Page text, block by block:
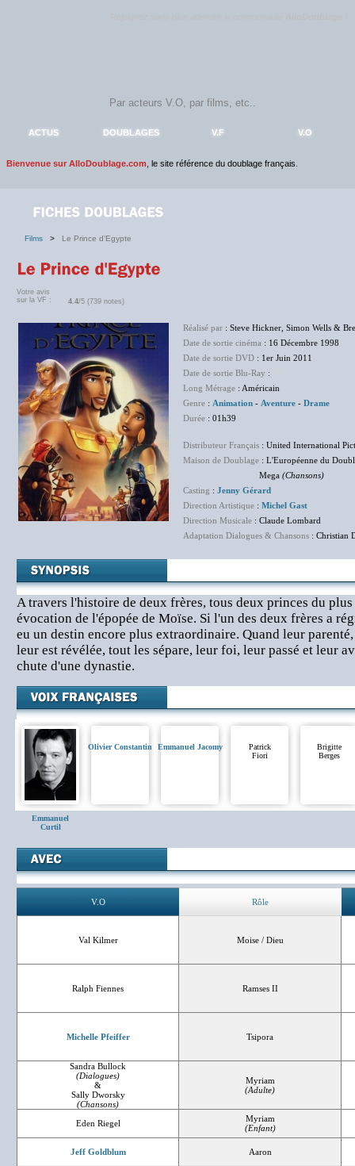
ACTUS DOUBLAGES V.F V.O
Bienvenue sur AlloDoublage.com , le site référence du doublage français.
Films > Le Prince d'Egypte
Votre avis
sur la VF :
4.4/5 (739 notes)
Réalisé par : Steve Hickner, Simon Wells &
Date de sortie cinéma : 16 Décembre 1998
Date de sortie DVD : 1er Juin 2011
Date de sortie Blu-Ray :
Long Métrage : Américain
Genre : Animation - Aventure - Drame
Durée : 01h39
Distributeur Français : United International
Maison de Doublage : L'Européenne du
Mega (Chansons)
Casting : Jenny Gérard
Direction Artistique : Michel Gast
Direction Musicale : Claude Lombard
Adaptation Dialogues & Chansons : Christian
A travers l'histoire de deux frères, tous deux princes du
évocation de l'épopée de Moïse. Si l'un des deux frères a
eu un destin encore plus extraordinaire. Quand leur
leur est révélée, tout les sépare, leur foi, leur passé et leur
chute d'une dynastie.
Emmanuel
Curtil
Olivier Constantin Emmanuel Jacomy
Patrick
Fiori
Brigitte
Berges
V.O Rôle
Val Kilmer Moise / Dieu
Ralph Fiennes Ramses II
Michelle Pfeiffer Tsipora
Sandra Bullock
(Dialogues)
&
Sally Dworsky
(Chansons)
Myriam
(Adulte)
Eden Riegel
Myriam
(Enfant)
Jeff Goldblum Aaron